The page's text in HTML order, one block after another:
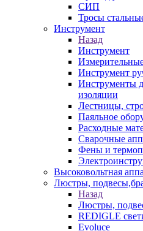
СИП
Тросы
Инструмент
Назад
Инструмент
Инструмент
Инструменты
изоляции
Лестницы,
Паяльное
Расходные
Сварочные
Фены и
Высоковольтная
Люстры,
Назад
Люстры,
REDIGLE
Evoluce